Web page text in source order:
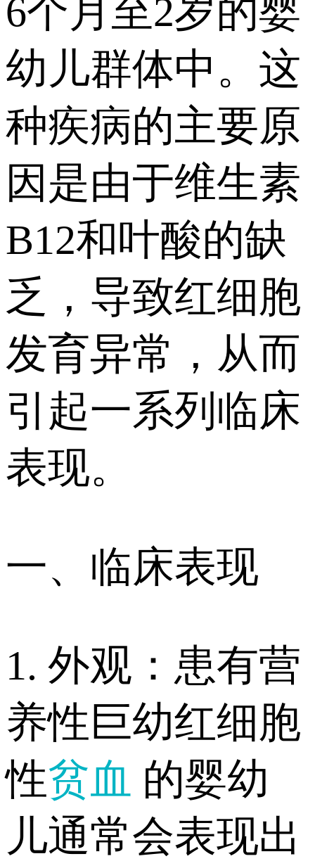
6个月至2岁的婴
幼儿群体中。这
种疾病的主要原
因是由于维生素
B12和叶酸的缺
乏，导致红细胞
发育异常，从而
引起一系列临床
表现。
一、临床表现
1. 外观：患有营
养性巨幼红细胞
性贫血 的婴幼
儿通常会表现出